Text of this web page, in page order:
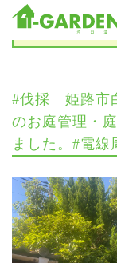
施工実績
#伐採 姫路市
のお庭管理・
ました。#電線